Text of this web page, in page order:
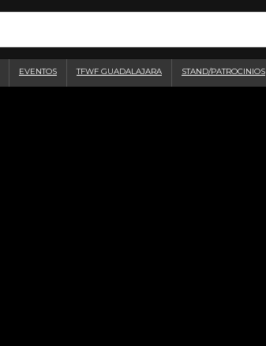
EVENTOS TFWF GUADALAJARA STAND/PATROCINIOS